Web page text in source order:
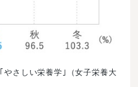
さしい栄養学｣（女子栄養大